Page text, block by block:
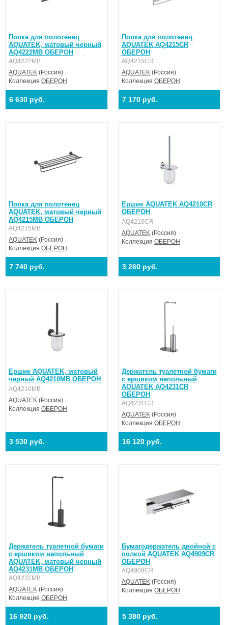
Полка для полотенец
AQUATEK, матовый черный
AQ4222MB ОБЕРОН
AQ4222MB
AQUATEK (Россия)
Коллекция ОБЕРОН
6 630 руб.
Полка для полотенец
AQUATEK AQ4215CR
ОБЕРОН
AQ4215CR
AQUATEK(Россия)
Коллекция ОБЕРОН
7 170 руб.
Полка для полотенец
AQUATEK, матовый черный
AQ4215MB ОБЕРОН
AQ4215MB
AQUATEK (Россия)
Коллекция ОБЕРОН
7 740 руб.
Ершик AQUATEK AQ4210CR
ОБЕРОН
AQ4210CR
AQUATEK(Россия)
Коллекция ОБЕРОН
3 260 руб.
Ершик AQUATEK, матовый
черный AQ4210MB ОБЕРОН
AQ4210MB
AQUATEK (Россия)
Коллекция ОБЕРОН
3 530 руб.
Держатель туалетной бумаги
с ершиком напольный
AQUATEK AQ4231CR
ОБЕРОН
AQ4231CR
AQUATEK(Россия)
Коллекция ОБЕРОН
16 120 руб.
Держатель туалетной бумаги
с ершиком напольный
AQUATEK, матовый черный
AQ4231MB ОБЕРОН
AQ4231MB
AQUATEK (Россия)
Коллекция ОБЕРОН
16 920 руб.
Бумагодержатель двойной с
полкой AQUATEK AQ4909CR
ОБЕРОН
AQ4909CR
AQUATEK(Россия)
Коллекция ОБЕРОН
5 380 руб.